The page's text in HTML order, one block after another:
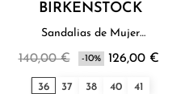
BIRKENSTOCK
Sandalias de Mujer
140,00 € -10% 126,00 €
36 37 38 40 41